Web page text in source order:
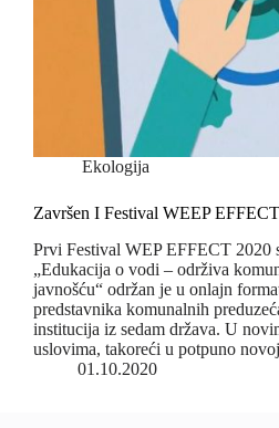
Ekologija
Završen I Festival WEEP
Prvi Festival WEP EFFECT 2020
„Edukacija o vodi – održiva
javnošću“ održan je u onlajn
predstavnika komunalnih
institucija iz sedam država. U
uslovima, takoreći u potpuno
01.10.2020